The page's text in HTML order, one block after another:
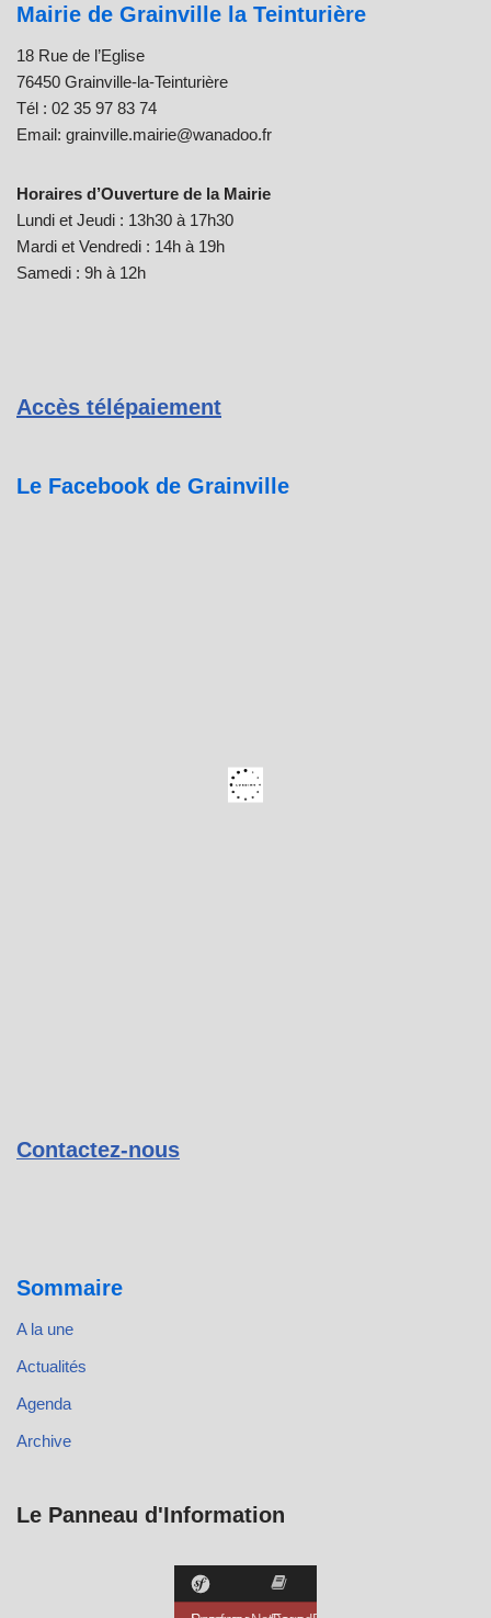
Mairie de Grainville la Teinturière
18 Rue de l’Eglise
76450 Grainville-la-Teinturière
Tél : 02 35 97 83 74
Email: grainville.mairie@wanadoo.fr
Horaires d’Ouverture de la Mairie
Lundi et Jeudi : 13h30 à 17h30
Mardi et Vendredi : 14h à 19h
Samedi : 9h à 12h
Accès télépaiement
Le Facebook de Grainville
Contactez-nous
Sommaire
A la une
Actualités
Agenda
Archive
Le Panneau d'Information